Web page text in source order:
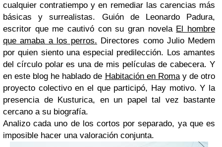
cualquier contratiempo y en remediar las carencias más
básicas y surrealistas. Guión de Leonardo Padura,
escritor que me cautivó con su gran novela El hombre
que amaba a los perros. Directores como Julio Medem
por quien siento una especial predilección. Los amantes
del círculo polar es una de mis películas de cabecera. Y
en este blog he hablado de Habitación en Romay de otro
proyecto colectivo en el que participó, Hay motivo. Y la
presencia de Kusturica, en un papel tal vez bastante
cercano a su biografía.
Analizo cada uno de los cortos por separado, ya que es
imposible hacer una valoración conjunta.